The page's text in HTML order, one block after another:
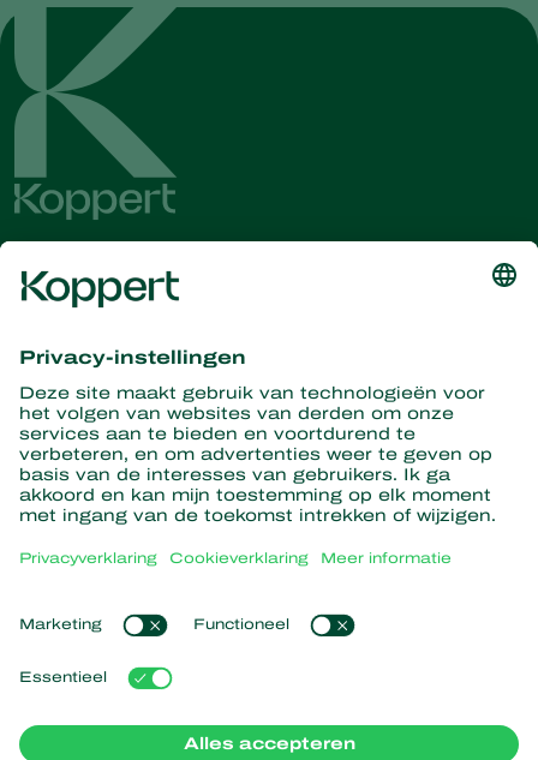
Ontvang het laatste nieuws en
informatie
Hier aanmelden
Partners with Nature
Roofmijten
Roofinsecten
Nuttige nematoden
Nuttige micro-organismen
Gewasbescherming
Nieuws en informatie
Duurzaamheid
Werken bij Koppert
Contact
Populaire links
Ervaringen van klanten
Koppert One
Koppert Global
Cookies beheren